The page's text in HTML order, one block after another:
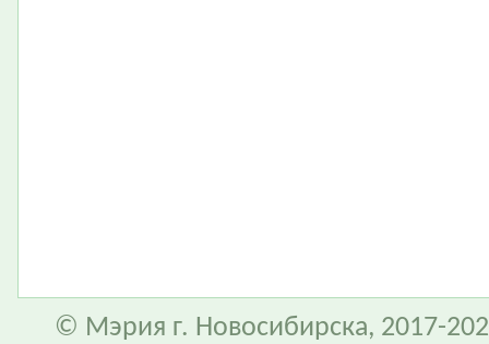
© Мэрия г. Новосибирска, 2017-